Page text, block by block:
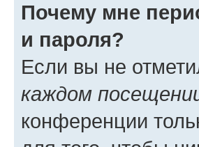
Почему мне
и пароля?
Если вы не
каждом
конференции